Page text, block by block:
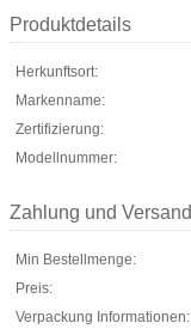
Produktdetails
Herkunftsort:
Markenname:
Zertifizierung:
Modellnummer:
Zahlung und
Min Bestellmenge:
Preis:
Verpackung Informationen: